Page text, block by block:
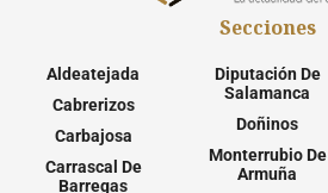
Secciones
Aldeatejada
Cabrerizos
Carbajosa
Carrascal De
Barregas
Diputación De
Salamanca
Doñinos
Monterrubio De
Armuña